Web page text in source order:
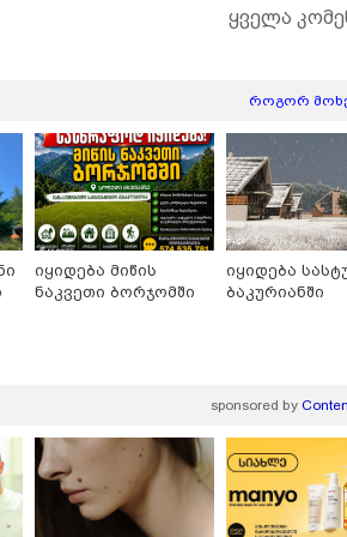
არავინ
არაა" -
კატეგორიის ყველა
მდებარე
40-50%-
იღებენ,
„ფასები 2-3 წელში
გაორმაგდება“ -
ლოკაციები თბილისის
ყველა
როგორ
იყიდება მიწის
ნაკვეთი ბორჯომში
იყიდება
ბაკურიანში
sponsored by